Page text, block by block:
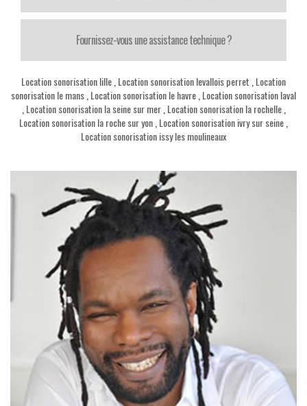
Fournissez-vous une assistance technique ?
Location sonorisation lille Location sonorisation levallois perret Location
sonorisation le mans Location sonorisation le havre Location sonorisation laval
Location sonorisation la seine sur mer, Location sonorisation la rochelle,
Location sonorisation la roche sur yon Location sonorisation ivry sur seine
Location sonorisation issy les moulineaux